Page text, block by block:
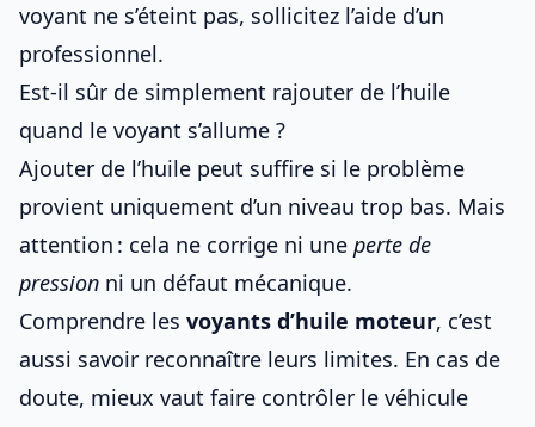
voyant ne s’éteint pas, sollicitez l’aide d’un
professionnel.
Est-il sûr de simplement rajouter de l’huile
quand le voyant s’allume ?
Ajouter de l’huile peut suffire si le problème
provient uniquement d’un niveau trop bas. Mais
attention : cela ne corrige ni une perte de
pression ni un défaut mécanique.
Comprendre les voyants d’huile moteur, c’est
aussi savoir reconnaître leurs limites. En cas de
doute, mieux vaut faire contrôler le véhicule